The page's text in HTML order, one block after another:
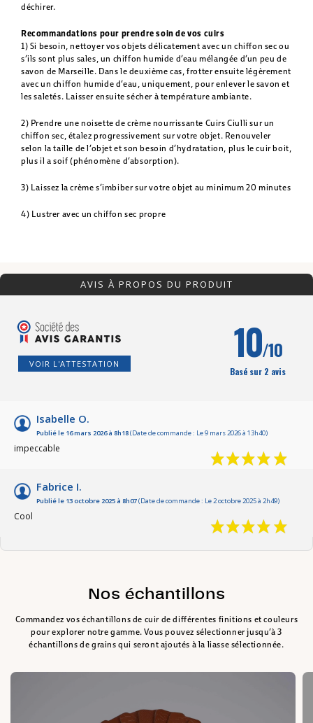
déchirer.
Recommandations pour prendre soin de vos cuirs
1) Si besoin, nettoyer vos objets délicatement avec un chiffon sec ou
s’ils sont plus sales, un chiffon humide d’eau mélangée d’un peu de
savon de Marseille. Dans le deuxième cas, frotter ensuite légèrement
avec un chiffon humide d’eau, uniquement, pour enlever le savon et
les saletés. Laisser ensuite sécher à température ambiante.
2) Prendre une noisette de crème nourrissante Cuirs Ciulli sur un
chiffon sec, étalez progressivement sur votre objet. Renouveler
selon la taille de l’objet et son besoin d’hydratation, plus le cuir boit,
plus il a soif (phénomène d’absorption).
3) Laissez la crème s’imbiber sur votre objet au minimum 20 minutes
4) Lustrer avec un chiffon sec propre
AVIS À PROPOS DU PRODUIT
VOIR L'ATTESTATION 10/10
Basé sur 2 avis
Isabelle O.
Publié le 16 mars 2026 à 8h18(Date de commande : Le 9 mars 2026 à 13h40)
impeccable
Fabrice I.
Publié le 13 octobre 2025 à 8h07(Date de commande : Le 2 octobre 2025 à 2h49)
Cool
Nos échantillons
Commandez vos échantillons de cuir de différentes finitions et couleurs
pour explorer notre gamme. Vous pouvez sélectionner jusqu’à 3
échantillons de grains qui seront ajoutés à la liasse sélectionnée.